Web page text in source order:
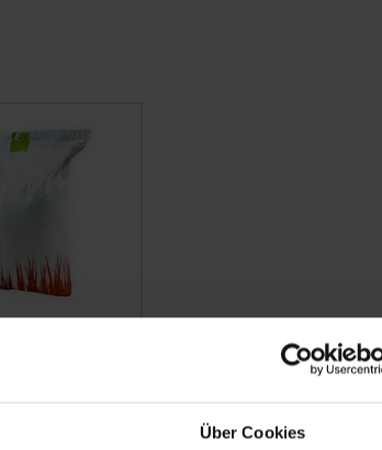
Über Cookies